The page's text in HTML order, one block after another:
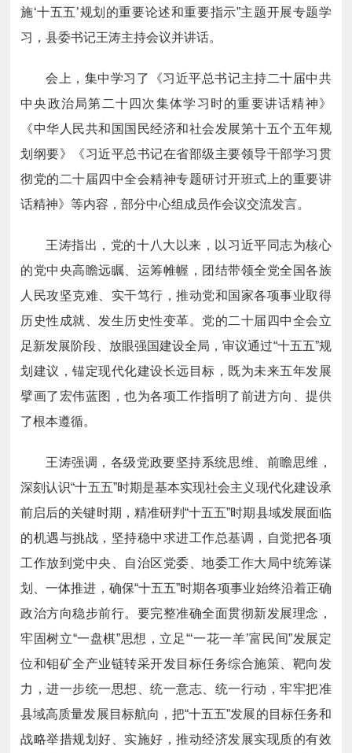
施‘十五五’规划的重要论述和重要指示”主题开展专题学
习，县委书记王涛主持会议并讲话。
会上，集中学习了《习近平总书记主持二十届中共
中央政治局第二十四次集体学习时的重要讲话精神》
《中华人民共和国国民经济和社会发展第十五个五年规
划纲要》《习近平总书记在省部级主要领导干部学习贯
彻党的二十届四中全会精神专题研讨开班式上的重要讲
话精神》等内容，部分中心组成员作会议交流发言。
王涛指出，党的十八大以来，以习近平同志为核心
的党中央高瞻远瞩、运筹帷幄，团结带领全党全国各族
人民攻坚克难、实干笃行，推动党和国家各项事业取得
历史性成就、发生历史性变革。党的二十届四中全会立
足新发展阶段、放眼强国建设全局，审议通过“十五五”规
划建议，锚定现代化建设长远目标，既为未来五年发展
擘画了宏伟蓝图，也为各项工作指明了前进方向、提供
了根本遵循。
王涛强调，各级党政要坚持系统思维、前瞻思维，
深刻认识“十五五”时期是基本实现社会主义现代化建设承
前启后的关键时期，精准研判“十五五”时期县域发展面临
的机遇与挑战，坚持稳中求进工作总基调，自觉把各项
工作放到党中央、自治区党委、地委工作大局中统筹谋
划、一体推进，确保“十五五”时期各项事业始终沿着正确
政治方向稳步前行。要完整准确全面贯彻新发展理念，
牢固树立“一盘棋”思想，立足“‘一花一羊’富民间”发展定
位和钼矿全产业链转采开发目标任务综合施策、靶向发
力，进一步统一思想、统一意志、统一行动 ，牢牢把准
县域高质量发展目标航向，把“十五五”发展的目标任务和
战略举措规划好、实施好，推动经济发展实现质的有效